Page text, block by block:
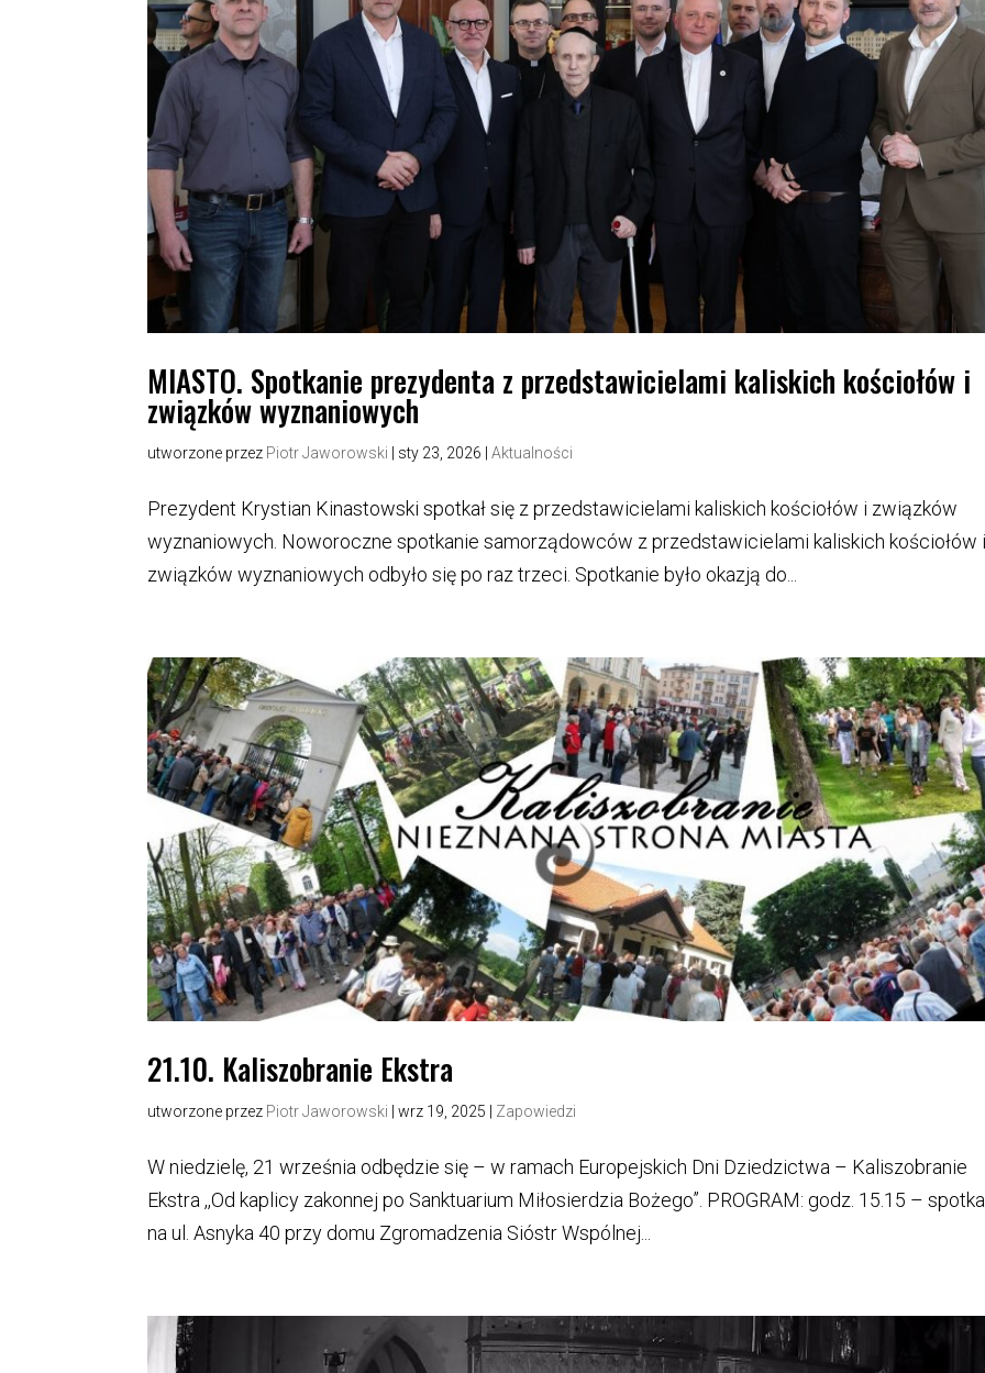
MIASTO. Spotkanie prezydenta z przedstawicielami kaliskich kościołów i
związków wyznaniowych
utworzone przez Piotr Jaworowski sty 23, 2026 |Aktualności
Prezydent Krystian Kinastowski spotkał się z przedstawicielami kaliskich kościołów i związków
wyznaniowych. Noworoczne spotkanie samorządowców z przedstawicielami kaliskich kościołów
związków wyznaniowych odbyło się po raz trzeci. Spotkanie było okazją do...
21.10. Kaliszobranie Ekstra
utworzone przez Piotr Jaworowski |wrz 19, 2025 Zapowiedzi
W niedzielę, 21 września odbędzie się – w ramach Europejskich Dni Dziedzictwa – Kaliszobranie
Ekstra ,,Od kaplicy zakonnej po Sanktuarium Miłosierdzia Bożego”. PROGRAM: godz. 15.15 –
na ul. Asnyka 40 przy domu Zgromadzenia Sióstr Wspólnej...